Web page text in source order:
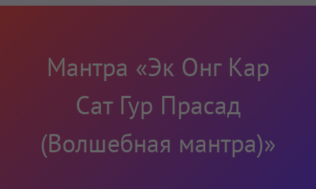
Мантра «Эк Онг Кар
Сат Гур Прасад
(Волшебная мантра)»